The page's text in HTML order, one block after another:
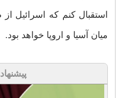
استقبال کنم که اسرائیل
میان آسیا و اروپا خواهد بود.